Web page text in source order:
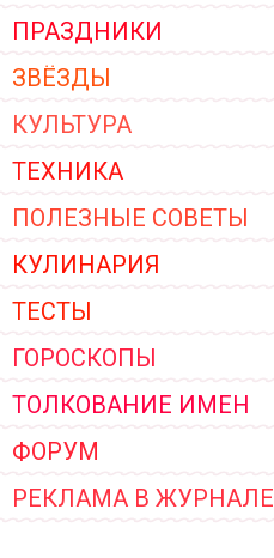
ПРАЗДНИКИ
ЗВЁЗДЫ
КУЛЬТУРА
ТЕХНИКА
ПОЛЕЗНЫЕ СОВЕТЫ
КУЛИНАРИЯ
ТЕСТЫ
ГОРОСКОПЫ
ТОЛКОВАНИЕ ИМЕН
ФОРУМ
РЕКЛАМА В ЖУРНАЛЕ